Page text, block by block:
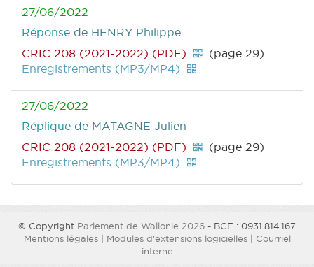
27/06/2022
Réponse de HENRY Philippe
CRIC 208 (2021-2022) (PDF)
(page 29)
Enregistrements (MP3/MP4)
27/06/2022
Réplique de MATAGNE Julien
CRIC 208 (2021-2022) (PDF)
(page 29)
Enregistrements (MP3/MP4)
© Copyright Parlement de Wallonie 2026 - BCE : 0931.814.167
Mentions légales| Modules d'extensions logicielles| Courriel
interne